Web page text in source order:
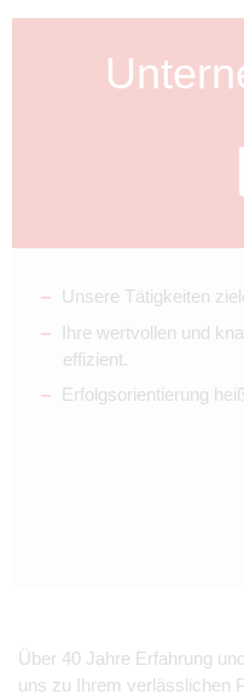
Unsere Tätigkeiten
Ihre wertvollen und
effizient.
Erfolgsorientierung
Über 40 Jahre Erfahrung
uns zu Ihrem verlässlichen